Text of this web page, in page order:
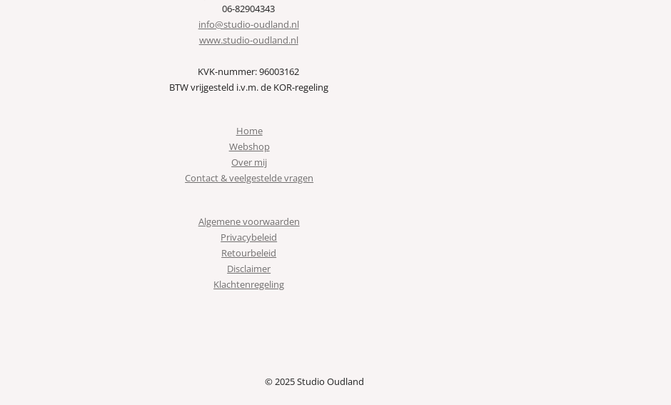
06-82904343
info@studio-oudland.nl
www.studio-oudland.nl
KVK-nummer: 96003162
BTW vrijgesteld i.v.m. de KOR-regeling
Home
Webshop
Over mij
Contact & veelgestelde vragen
Algemene voorwaarden
Privacybeleid
Retourbeleid
Disclaimer
Klachtenregeling
© 2025 Studio Oudland